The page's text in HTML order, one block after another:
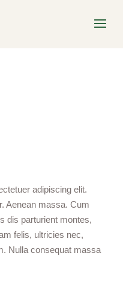
adipiscing elit.
Aenean massa. Cum
dis parturient montes,
felis, ultricies nec,
Nulla consequat massa